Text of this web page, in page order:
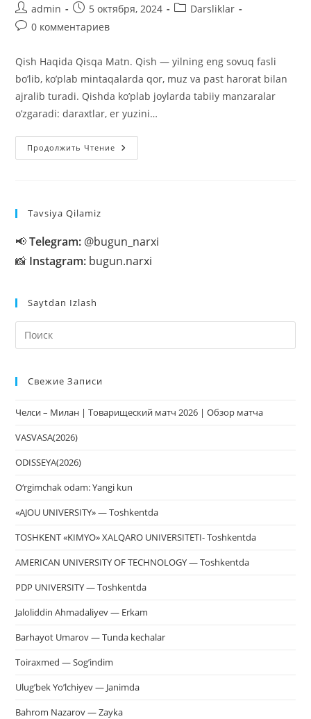
Автор
записи:
admin
Запись
опубликована:
5 октября, 2024
Рубрика
Darsliklar
Комментарии
записи:
0 комментариев
Qish Haqida Qisqa Matn. Qish — yilning eng sovuq fasli
bo’lib, ko’plab mintaqalarda qor, muz va past harorat bilan
ajralib turadi. Qishda ko’plab joylarda tabiiy manzaralar
o’zgaradi: daraxtlar, er yuzini…
Продолжить Чтение Qish
Haqida
Tavsiya Qilamiz
📢Telegram: @bugun_narxi
📸 Instagram: bugun.narxi
Saytdan Izlash
Свежие Записи
Челси – Милан | Товарищеский матч 2026 | Обзор матча
VASVASA(2026)
ODISSEYA(2026)
O‘rgimchak odam: Yangi kun
«AJOU UNIVERSITY» — Toshkentda
TOSHKENT «KIMYO» XALQARO UNIVERSITETI- Toshkentda
AMERICAN UNIVERSITY OF TECHNOLOGY — Toshkentda
PDP UNIVERSITY — Toshkentda
Jaloliddin Ahmadaliyev — Erkam
Barhayot Umarov — Tunda kechalar
Toiraxmed — Sog’indim
Ulug’bek Yo’lchiyev — Janimda
Bahrom Nazarov — Zayka